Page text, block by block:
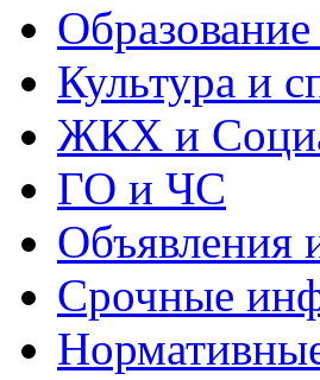
Культура и
ЖКХ и
ГО и ЧС
Объявления
Срочные